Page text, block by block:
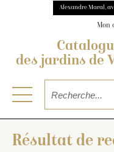
Alexandre Maral,
Mon
des jardins de
Résultat de